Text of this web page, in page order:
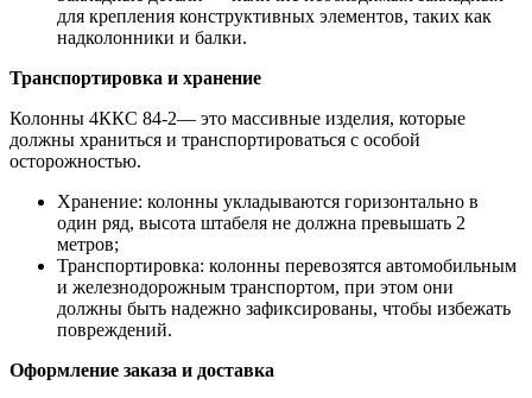
для крепления конструктивных элементов, таких как
надколонники и балки.
Транспортировка и хранение
Колонны 4ККС 84-2— это массивные изделия, которые
должны храниться и транспортироваться с особой
осторожностью.
Хранение: колонны укладываются горизонтально в
один ряд, высота штабеля не должна превышать 2
метров;
Транспортировка: колонны перевозятся автомобильным
и железнодорожным транспортом, при этом они
должны быть надежно зафиксированы, чтобы избежать
повреждений.
Оформление заказа и доставка